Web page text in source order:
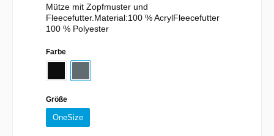
Mütze mit Zopfmuster und
Fleecefutter.Material:100 % AcrylFleecefutter
100 % Polyester
Farbe
Größe
OneSize